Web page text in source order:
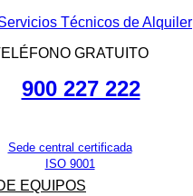
Técnicos de Alquiler
GRATUITO
900 227 222
Sede central certificada
ISO 9001
EQUIPOS